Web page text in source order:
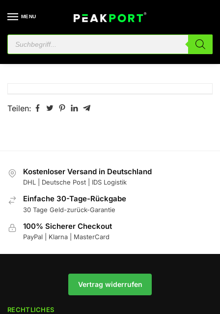
MENU
Wishlist
Teilen:
Kostenloser Versand in Deutschland
DHL | Deutsche Post | IDS Logistik
Einfache 30-Tage-Rückgabe
30 Tage Geld-zurück-Garantie
100% Sicherer Checkout
PayPal | Klarna | MasterCard
Vertrag widerrufen
RECHTLICHES